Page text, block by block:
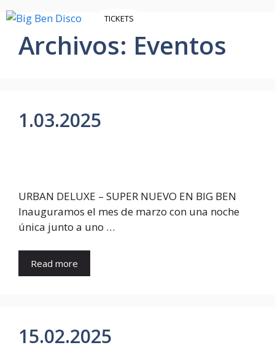
Tingueu
en
compte
que
inclou
TICKETS
Archivos: Eventos
1.03.2025
URBAN DELUXE – SUPER NUEVO EN BIG BEN
Inauguramos el mes de marzo con una noche
única junto a uno …
Read more
15.02.2025